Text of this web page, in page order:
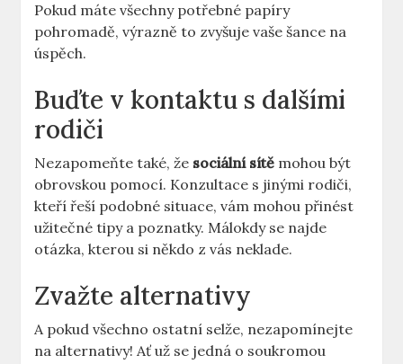
Pokud máte všechny potřebné papíry
pohromadě, výrazně to zvyšuje vaše šance na
úspěch.
Buďte⁣ v kontaktu s dalšími
rodiči
Nezapomeňte také, že sociální sítě mohou být
obrovskou pomocí.‌ Konzultace s jinými rodiči,
kteří řeší podobné situace, vám⁢ mohou přinést
užitečné tipy‌ a ⁢poznatky. Málokdy se najde
otázka,‍ kterou si někdo z vás⁤ neklade.
Zvažte alternativy
A pokud všechno ostatní selže, nezapomínejte
na alternativy! Ať už se jedná ‌o soukromou